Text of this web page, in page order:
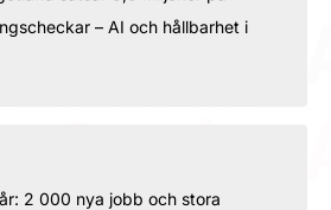
– AI och hållbarhet i
2 000 nya jobb och stora